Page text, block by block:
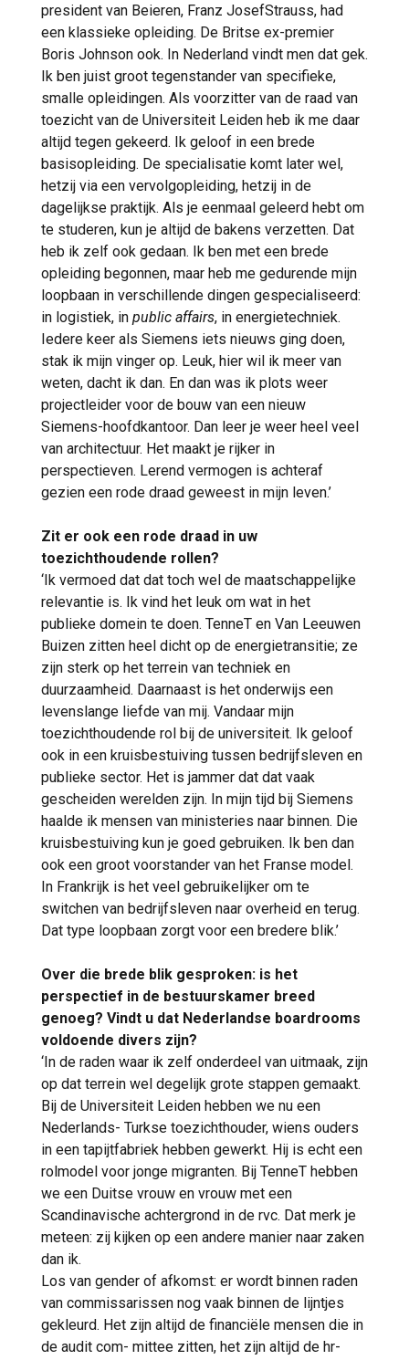
president van Beieren, Franz JosefStrauss, had
een klassieke opleiding. De Britse ex-premier
Boris Johnson ook. In Nederland vindt men dat gek.
Ik ben juist groot tegenstander van specifieke,
smalle opleidingen. Als voorzitter van de raad van
toezicht van de Universiteit Leiden heb ik me daar
altijd tegen gekeerd. Ik geloof in een brede
basisopleiding. De specialisatie komt later wel,
hetzij via een vervolgopleiding, hetzij in de
dagelijkse praktijk. Als je eenmaal geleerd hebt om
te studeren, kun je altijd de bakens verzetten. Dat
heb ik zelf ook gedaan. Ik ben met een brede
opleiding begonnen, maar heb me gedurende mijn
loopbaan in verschillende dingen gespecialiseerd:
in logistiek, in public affairs, in energietechniek.
Iedere keer als Siemens iets nieuws ging doen,
stak ik mijn vinger op. Leuk, hier wil ik meer van
weten, dacht ik dan. En dan was ik plots weer
projectleider voor de bouw van een nieuw
Siemens-hoofdkantoor. Dan leer je weer heel veel
van architectuur. Het maakt je rijker in
perspectieven. Lerend vermogen is achteraf
gezien een rode draad geweest in mijn leven.’
Zit er ook een rode draad in uw
toezichthoudende rollen?
‘Ik vermoed dat dat toch wel de maatschappelijke
relevantie is. Ik vind het leuk om wat in het
publieke domein te doen. TenneT en Van Leeuwen
Buizen zitten heel dicht op de energietransitie; ze
zijn sterk op het terrein van techniek en
duurzaamheid. Daarnaast is het onderwijs een
levenslange liefde van mij. Vandaar mijn
toezichthoudende rol bij de universiteit. Ik geloof
ook in een kruisbestuiving tussen bedrijfsleven en
publieke sector. Het is jammer dat dat vaak
gescheiden werelden zijn. In mijn tijd bij Siemens
haalde ik mensen van ministeries naar binnen. Die
kruisbestuiving kun je goed gebruiken. Ik ben dan
ook een groot voorstander van het Franse model.
In Frankrijk is het veel gebruikelijker om te
switchen van bedrijfsleven naar overheid en terug.
Dat type loopbaan zorgt voor een bredere blik.’
Over die brede blik gesproken: is het
perspectief in de bestuurskamer breed
genoeg? Vindt u dat Nederlandse boardrooms
voldoende divers zijn?
‘In de raden waar ik zelf onderdeel van uitmaak, zijn
op dat terrein wel degelijk grote stappen gemaakt.
Bij de Universiteit Leiden hebben we nu een
Nederlands- Turkse toezichthouder, wiens ouders
in een tapijtfabriek hebben gewerkt. Hij is echt een
rolmodel voor jonge migranten. Bij TenneT hebben
we een Duitse vrouw en vrouw met een
Scandinavische achtergrond in de rvc. Dat merk je
meteen: zij kijken op een andere manier naar zaken
dan ik.
Los van gender of afkomst: er wordt binnen raden
van commissarissen nog vaak binnen de lijntjes
gekleurd. Het zijn altijd de financiële mensen die in
de audit com- mittee zitten, het zijn altijd de hr-